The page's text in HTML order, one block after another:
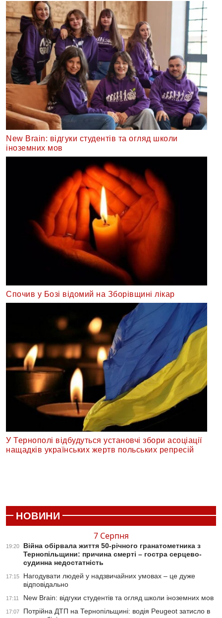
New Brain: відгуки студентів та огляд школи
іноземних мов
Спочив у Бозі відомий на Зборівщині лікар
У Тернополі відбудуться установчі збори асоціації
нащадків українських жертв польських репресій
НОВИНИ
7 Серпня
19:20
Війна обірвала життя 50-річного гранатометника з
Тернопільщини: причина смерті – гостра серцево-
судинна недостатність
17:15
Нагодувати людей у надзвичайних умовах – це дуже
відповідально
17:11 New Brain: відгуки студентів та огляд школи іноземних мов
17:07
Потрійна ДТП на Тернопільщині: водія Peugeot затисло в